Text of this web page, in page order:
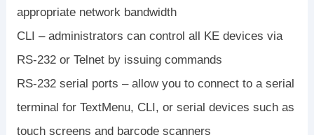
appropriate network bandwidth
CLI – administrators can control all KE devices via
RS-232 or Telnet by issuing commands
RS-232 serial ports – allow you to connect to a serial
terminal for TextMenu, CLI, or serial devices such as
touch screens and barcode scanners